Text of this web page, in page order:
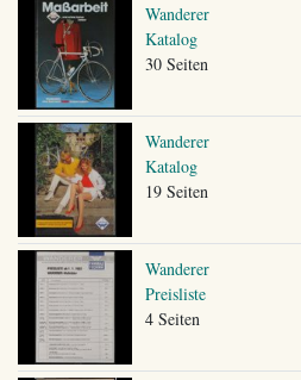
Wanderer
Katalog
30 Seiten
Wanderer
Katalog
19 Seiten
Wanderer
Preisliste
4 Seiten